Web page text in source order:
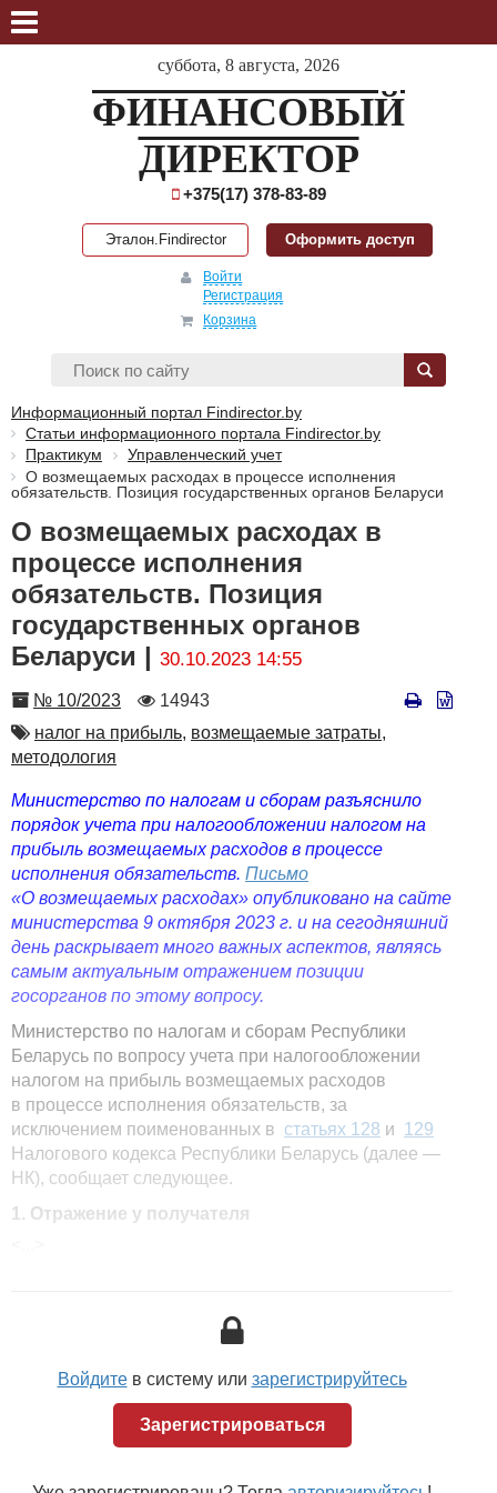
суббота, 8 августа, 2026
ФИНАНСОВЫЙ
ДИРЕКТОР
+375(17) 378-83-89
Эталон.Findirector Оформить доступ
Войти
Регистрация
Корзина
Информационный портал Findirector.by
Статьи информационного портала Findirector.by
Практикум
Управленческий учет
О возмещаемых расходах в процессе исполнения
обязательств. Позиция государственных органов Беларуси
О возмещаемых расходах в
процессе исполнения
обязательств. Позиция
государственных органов
Беларуси | 30.10.2023 14:55
Номер
№ 10/2023
Количество
14943
Автор
налог на прибыль, возмещаемые затраты,
методология
Министерство по налогам и сборам разъяснило
порядок учета при налогообложении налогом на
прибыль возмещаемых расходов в процессе
исполнения обязательств. Письмо
«О возмещаемых расходах» опубликовано на сайте
министерства 9 октября 2023 г. и на сегодняшний
день раскрывает много важных аспектов, являясь
самым актуальным отражением позиции
госорганов по этому вопросу.
Министерство по налогам и сборам Республики
Беларусь по вопросу учета при налогообложении
налогом на прибыль возмещаемых расходов
в процессе исполнения обязательств, за
исключением поименованных в статьях 128 и 129
Налогового кодекса Республики Беларусь (далее —
НК), сообщает следующее.
1. Отражение у получателя
Республики Беларусь от 30.09.2011 № 102,
не признаются доходами организации поступления
от других лиц по договорам комиссии, поручения
доверителя и т. п.
Войдитев систему или зарегистрируйтесь
Зарегистрироваться